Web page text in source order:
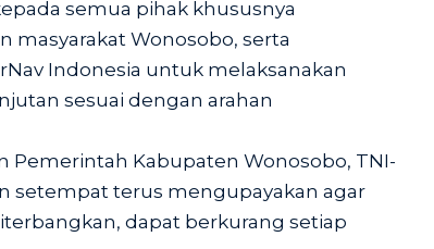
semua pihak khususnya
masyarakat Wonosobo, serta
Indonesia untuk melaksanakan
sesuai dengan arahan
Pemerintah Kabupaten Wonosobo, TNI-
setempat terus mengupayakan agar
dapat berkurang setiap